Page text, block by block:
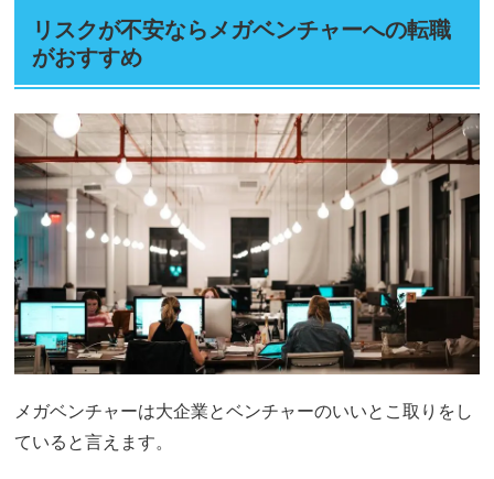
リスクが不安ならメガベンチャーへの転職
がおすすめ
メガベンチャーは大企業とベンチャーのいいとこ取りをし
ていると言えます。